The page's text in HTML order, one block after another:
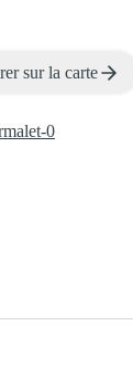
sur la carte
0